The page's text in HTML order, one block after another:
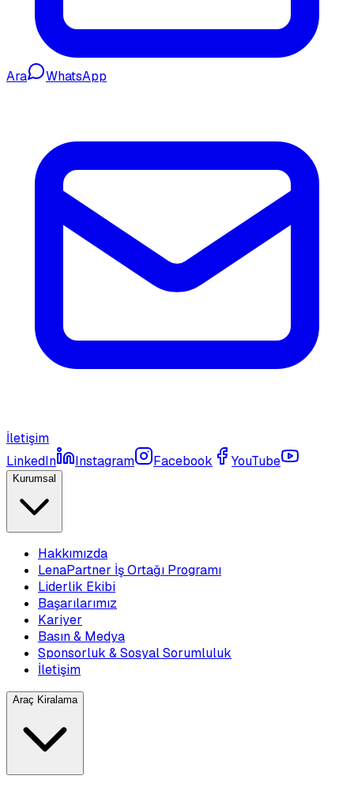
Ara WhatsApp
İletişim
LinkedIn
Instagram Facebook YouTube
Kurumsal
Hakkımızda
LenaPartner İş Ortağı Programı
Liderlik Ekibi
Başarılarımız
Kariyer
Basın & Medya
Sponsorluk & Sosyal Sorumluluk
İletişim
Araç Kiralama